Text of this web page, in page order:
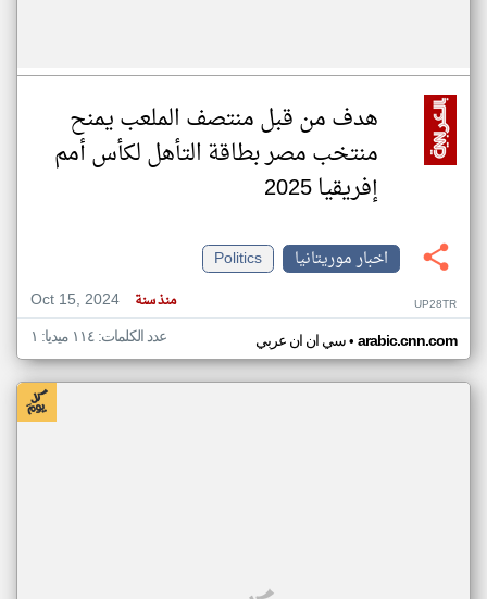
هدف من قبل منتصف الملعب يمنح
منتخب مصر بطاقة التأهل لكأس أمم
إفريقيا 2025
اخبار موريتانيا
Politics
Oct 15, 2024
منذ سنة UP28TR
سي ان ان عربي• arabic.cnn.com عدد الكلمات: ١١٤ ميديا: ١